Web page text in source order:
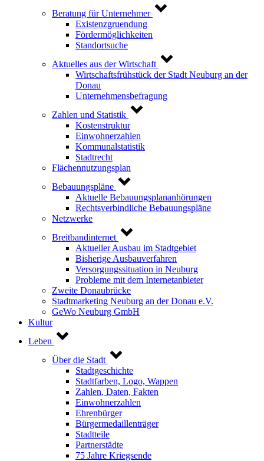
Beratung für Unternehmer
Existenzgruendung
Fördermöglichkeiten
Standortsuche
Aktuelles aus der Wirtschaft
Wirtschaftsfrühstück der Stadt Neuburg an der
Donau
Unternehmensbefragung
Zahlen und Statistik
Kostenstruktur
Einwohnerzahlen
Kommunalstatistik
Stadtrecht
Flächennutzungsplan
Bebauungspläne
Aktuelle Bebauungsplananhörungen
Rechtsverbindliche Bebauungspläne
Netzwerke
Breitbandinternet
Aktueller Ausbau im Stadtgebiet
Bisherige Ausbauverfahren
Versorgungssituation in Neuburg
Probleme mit dem Internetanbieter
Zweite Donaubrücke
Stadtmarketing Neuburg an der Donau e.V.
GeWo Neuburg GmbH
Kultur
Leben
Über die Stadt
Stadtgeschichte
Stadtfarben, Logo, Wappen
Zahlen, Daten, Fakten
Einwohnerzahlen
Ehrenbürger
Bürgermedaillenträger
Stadtteile
Partnerstädte
75 Jahre Kriegsende